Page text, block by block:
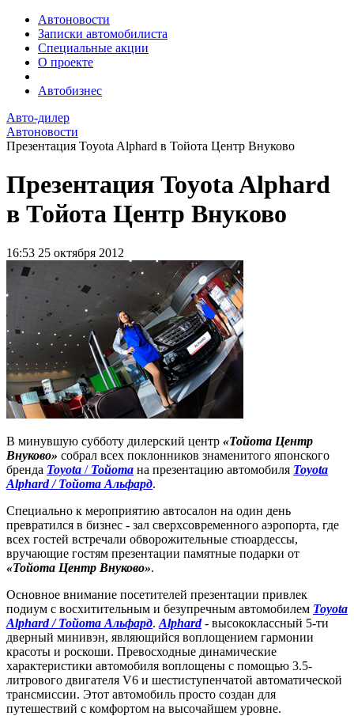
Автоновости
Записки автомобилиста
Специальные акции
О проекте
Автобизнес
Авто-дилер
Автоновости
Презентация Toyota Alphard в Тойота Центр Внуково
Презентация Toyota Alphard
в Тойота Центр Внуково
16:53 25 октября 2012
В минувшую субботу дилерский центр «Тойота Центр
Внуково» собрал всех поклонников знаменитого японского
бренда Toyota / Тойота на презентацию автомобиля Toyota
Alphard / Тойота Альфард.
Специально к мероприятию автосалон на один день
превратился в бизнес - зал сверхсовременного аэропорта, где
всех гостей встречали обворожительные стюардессы,
вручающие гостям презентации памятные подарки от
«Тойота Центр Внуково».
Основное внимание посетителей презентации привлек
подиум с восхитительным и безупречным автомобилем Toyota
Alphard / Тойота Альфард. Alphard- высококлассный 5-ти
дверный минивэн, являющийся воплощением гармонии
красоты и роскоши. Превосходные динамические
характеристики автомобиля воплощены с помощью 3.5-
литрового двигателя V6 и шестиступенчатой автоматической
трансмиссии. Этот автомобиль просто создан для
путешествий с комфортом на высочайшем уровне.